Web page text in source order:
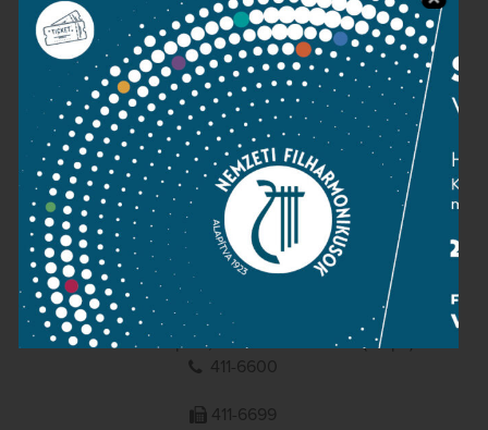
Sajtószoba
Adatvédelem
Impresszum
NEMZETI
FILHARMONIKUSOK
1095 Budapest, Komor Marcell u. 1. (Müpa)
411-6600
411-6699